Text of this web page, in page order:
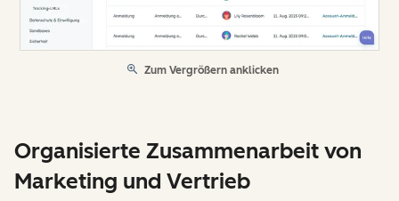
Zum Vergrößern anklicken
Organisierte Zusammenarbeit von
Marketing und Vertrieb